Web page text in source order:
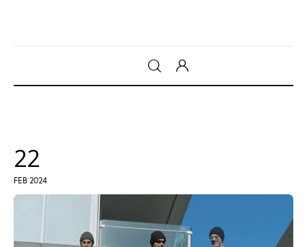
Intrattenimento
Web Log
22
FEB 2024